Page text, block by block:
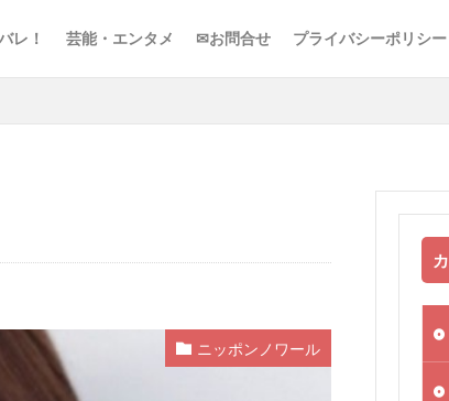
レ！ 芸能・エンタメ ✉お問合せ プライバシーポリシー
ニッポンノワール